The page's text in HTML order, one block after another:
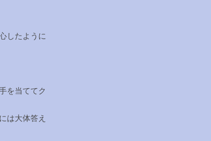
したように
を当ててク
は大体答え